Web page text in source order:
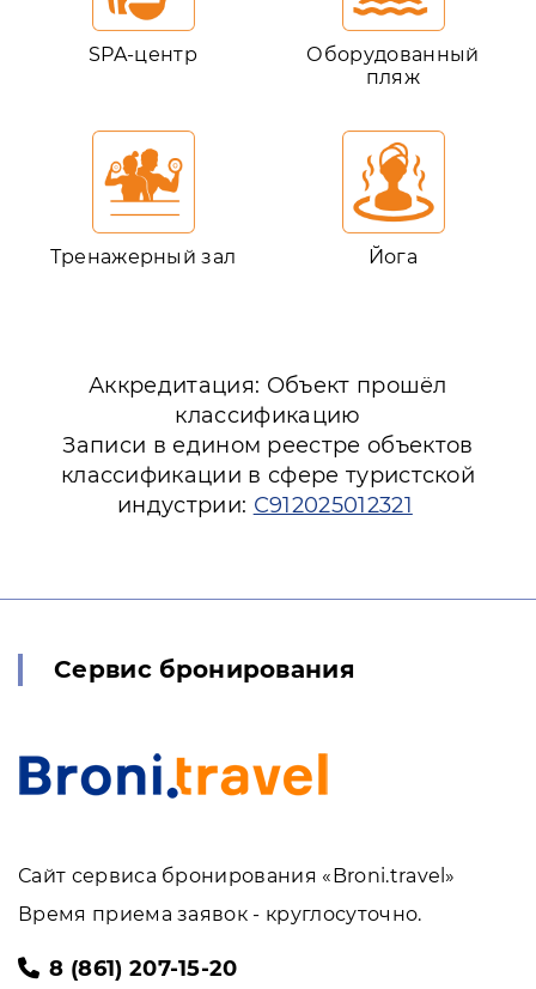
SPA-центр
Оборудованный
пляж
Тренажерный зал Йога
Аккредитация: Объект прошёл
классификацию
Записи в едином реестре объектов
классификации в сфере туристской
индустрии: С912025012321
Сервис бронирования
Сайт сервиса бронирования «Broni.travel»
Время приема заявок - круглосуточно.
8 (861) 207-15-20